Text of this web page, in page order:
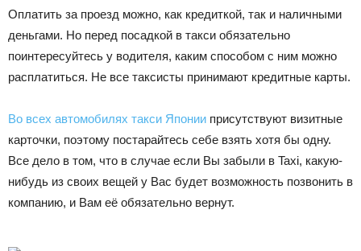
Оплатить за проезд можно, как кредиткой, так и наличными
деньгами. Но перед посадкой в такси обязательно
поинтересуйтесь у водителя, каким способом с ним можно
расплатиться. Не все таксисты принимают кредитные карты.
Во всех автомобилях такси Японии присутствуют визитные
карточки, поэтому постарайтесь себе взять хотя бы одну.
Все дело в том, что в случае если Вы забыли в Taxi, какую-
нибудь из своих вещей у Вас будет возможность позвонить в
компанию, и Вам её обязательно вернут.